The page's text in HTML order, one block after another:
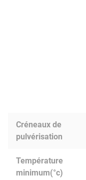
Créneaux de
pulvérisation
Température
minimum(°c)